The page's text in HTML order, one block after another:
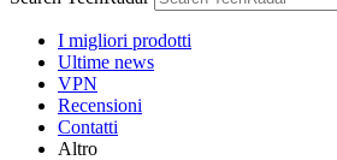
I migliori prodotti
Ultime news
VPN
Recensioni
Contatti
Altro